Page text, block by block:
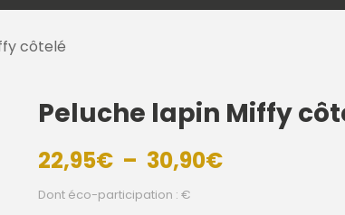
côtelé
Peluche lapin Miffy
22,95€ – 30,90€Plage
Dont éco-participation : €